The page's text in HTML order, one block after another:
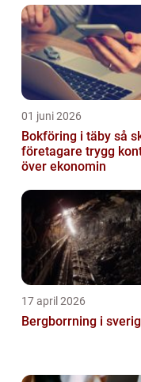
01 juni 2026
Bokföring i täby så skapar
företagare trygg
över ekonomin
17 april 2026
Bergborrning i